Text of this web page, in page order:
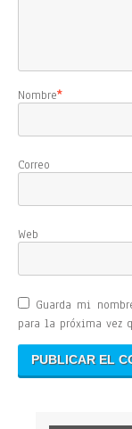
Nombre*
Web
Guarda mi
para la próxima vez